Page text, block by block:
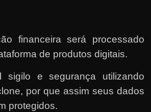
financeira será processado
de produtos digitais.
sigilo e segurança utilizando
por que assim seus dados
protegidos.